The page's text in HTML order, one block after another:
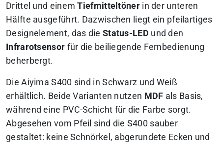
Drittel und einemTiefmitteltönerin der unteren
Hälfte ausgeführt. Dazwischen liegt ein pfeilartiges
Designelement, das die Status-LED und den
Infrarotsensor für die beiliegende Fernbedienung
beherbergt.
Die Aiyima S400 sind in Schwarz und Weiß
erhältlich. Beide Varianten nutzen MDF als Basis,
während eine PVC-Schicht für die Farbe sorgt.
Abgesehen vom Pfeil sind die S400 sauber
gestaltet: keine Schnörkel, abgerundete Ecken und